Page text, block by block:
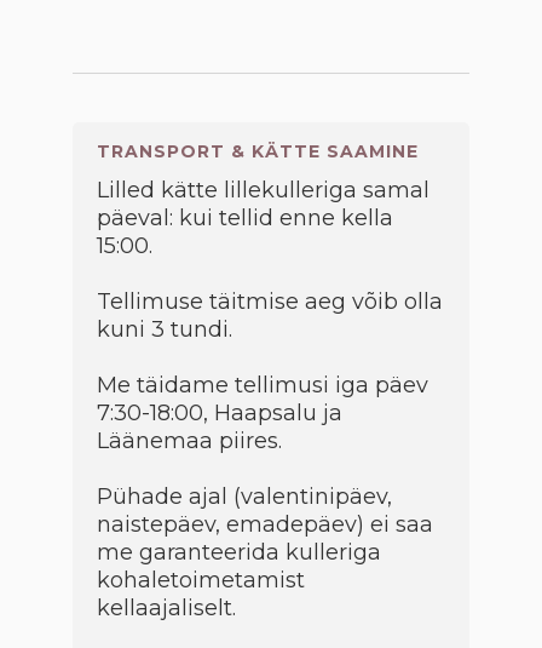
TRANSPORT & KÄTTE SAAMINE
Lilled kätte lillekulleriga samal
päeval: kui tellid enne kella
15:00.
Tellimuse täitmise aeg võib olla
kuni 3 tundi.
Me täidame tellimusi iga päev
7:30-18:00, Haapsalu ja
Läänemaa piires.
Pühade ajal (valentinipäev,
naistepäev, emadepäev) ei saa
me garanteerida kulleriga
kohaletoimetamist
kellaajaliselt.